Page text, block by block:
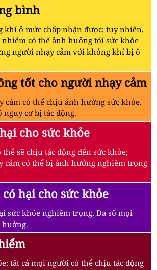
bình
khí ở mức chấp nhận được; tuy nhiên,
nhiễm có thể ảnh hưởng tới sức khỏe
người nhạy cảm với không khí bị ô
tốt cho người nhạy cảm
cảm có thể chịu ảnh hưởng sức khỏe.
nguy cơ bị tác động.
cho sức khỏe
sẽ chịu tác động đến sức khỏe;
cảm có thể bị ảnh hưởng nghiêm trọng
có hại cho sức khỏe
sức khỏe nghiêm trọng. Đa số mọi
tất cả mọi người có thể chịu tác động